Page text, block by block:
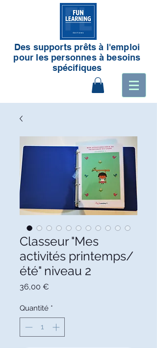
Des supports prêts à l'emploi
pour les personnes à besoins
spécifiques
Classeur "Mes
activités printemps/
été" niveau 2
36,00 €
Quantité *